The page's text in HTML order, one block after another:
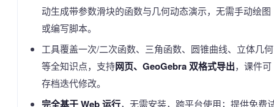
动生成带参数滑块的函数与几何动态演示，无需手动绘图
或编写脚本。
工具覆盖一次/二次函数、三角函数、圆锥曲线、立体几何
等全知识点，支持网页、GeoGebra 双格式导出，课件可
存档迭代修改。
完全基于 Web 运行，无需安装，跨平台使用；提供免费